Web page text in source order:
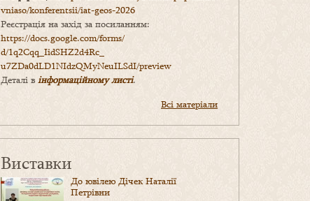
vniaso/konferentsii/iat-geos-2026
Реєстрація на захід за посиланням:
https://docs.google.com/forms/
d/1q2Cqq_IidSHZ2d4Rc_
u7ZDa0dLD1NIdzQMyNeuILSdI/preview
Деталі в інформаційному листі.
Всі матеріали
Виставки
До ювілею Дічек Наталії
Петрівни